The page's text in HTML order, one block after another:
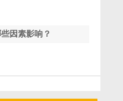
因素影响？